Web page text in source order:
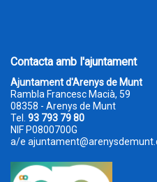
Contacta amb l'ajuntament
Ajuntament d'Arenys de Munt
Rambla Francesc Macià, 59
08358 - Arenys de Munt
Tel. 93 793 79 80
NIF P0800700G
a/e